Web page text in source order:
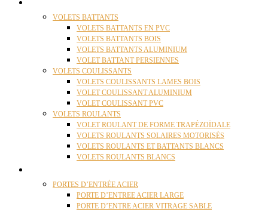
VOLETS BATTANTS
VOLETS BATTANTS EN PVC
VOLETS BATTANTS BOIS
VOLETS BATTANTS ALUMINIUM
VOLET BATTANT PERSIENNES
VOLETS COULISSANTS
VOLETS COULISSANTS LAMES BOIS
VOLET COULISSANT ALUMINIUM
VOLET COULISSANT PVC
VOLETS ROULANTS
VOLET ROULANT DE FORME TRAPÉZOÏDALE
VOLETS ROULANTS SOLAIRES MOTORISÉS
VOLETS ROULANTS ET BATTANTS BLANCS
VOLETS ROULANTS BLANCS
PORTES D’ENTRÉE ACIER
PORTE D’ENTREE ACIER LARGE
PORTE D’ENTRE ACIER VITRAGE SABLE